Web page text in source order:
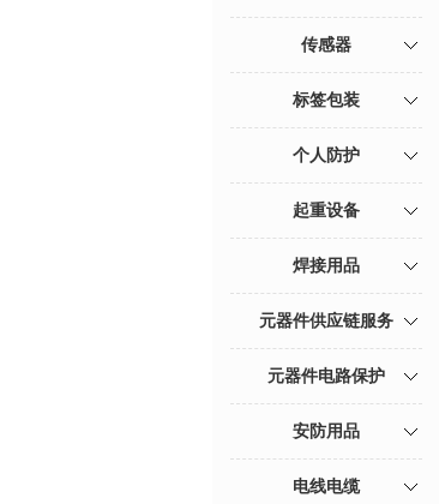
传感器
标签包装
个人防护
起重设备
焊接用品
元器件供应链服务
元器件电路保护
安防用品
电线电缆